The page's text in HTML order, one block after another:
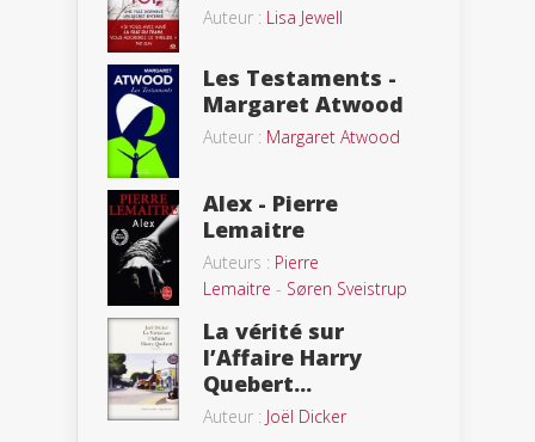
Auteur : Lisa Jewell
Les Testaments -
Margaret Atwood
Auteur : Margaret Atwood
Alex - Pierre
Lemaitre
Auteurs : Pierre
Lemaitre - Søren Sveistrup
La vérité sur
l’Affaire Harry
Quebert...
Auteur : Joël Dicker